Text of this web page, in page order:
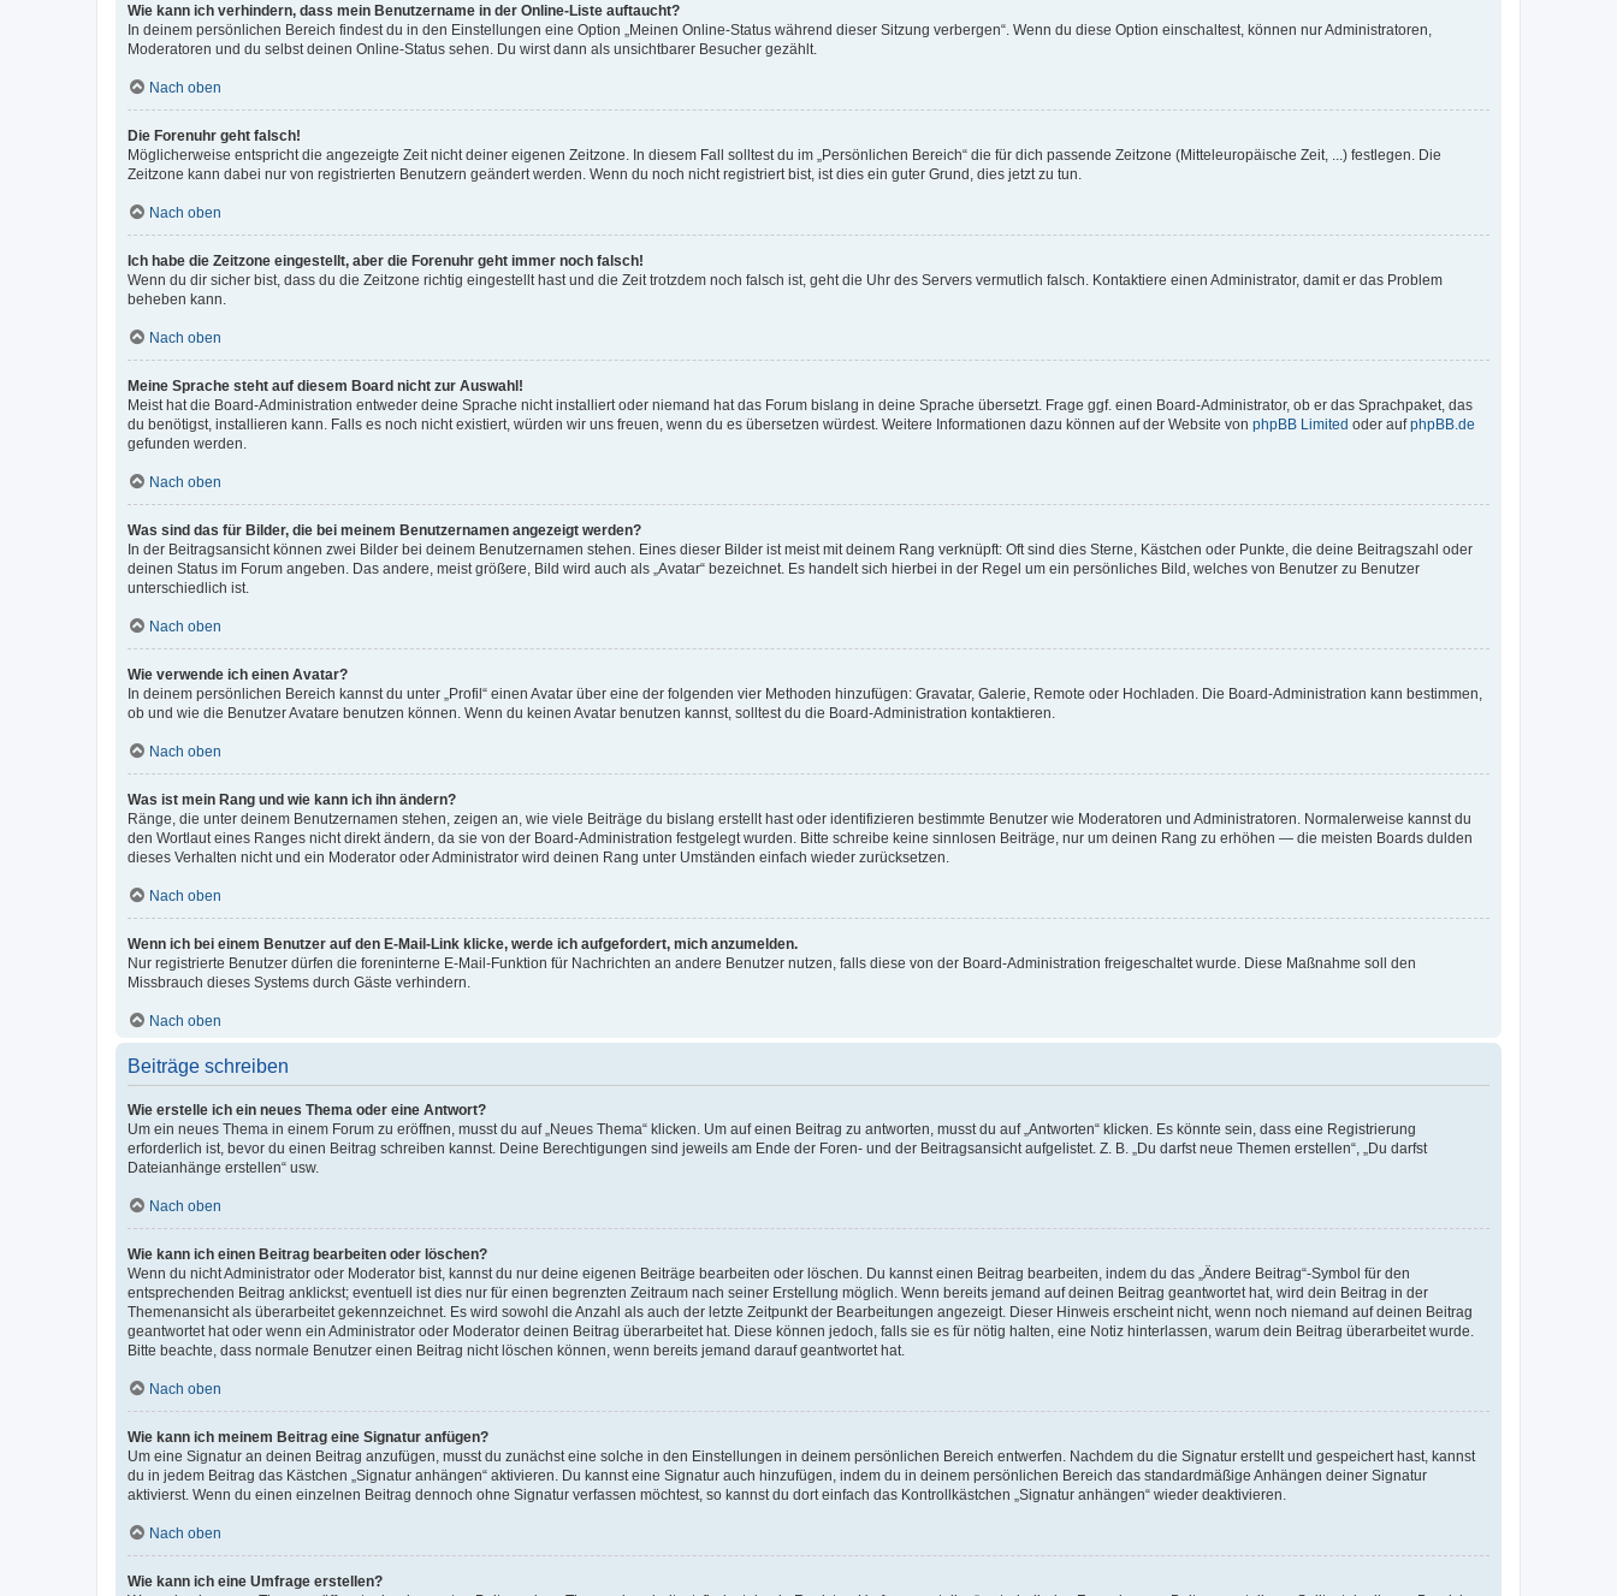
Wie kann ich verhindern, dass mein Benutzername in der Online-Liste auftaucht?
In deinem persönlichen Bereich findest du in den Einstellungen eine Option „Meinen Online-Status während dieser Sitzung verbergen“. Wenn du diese Option einschaltest, können nur Administratoren,
Moderatoren und du selbst deinen Online-Status sehen. Du wirst dann als unsichtbarer Besucher gezählt.
Nach oben
Die Forenuhr geht falsch!
Möglicherweise entspricht die angezeigte Zeit nicht deiner eigenen Zeitzone. In diesem Fall solltest du im „Persönlichen Bereich“ die für dich passende Zeitzone (Mitteleuropäische Zeit, ...) festlegen. Die
Zeitzone kann dabei nur von registrierten Benutzern geändert werden. Wenn du noch nicht registriert bist, ist dies ein guter Grund, dies jetzt zu tun.
Nach oben
Ich habe die Zeitzone eingestellt, aber die Forenuhr geht immer noch falsch!
Wenn du dir sicher bist, dass du die Zeitzone richtig eingestellt hast und die Zeit trotzdem noch falsch ist, geht die Uhr des Servers vermutlich falsch. Kontaktiere einen Administrator, damit er das Problem
beheben kann.
Nach oben
Meine Sprache steht auf diesem Board nicht zur Auswahl!
Meist hat die Board-Administration entweder deine Sprache nicht installiert oder niemand hat das Forum bislang in deine Sprache übersetzt. Frage ggf. einen Board-Administrator, ob er das Sprachpaket, das
du benötigst, installieren kann. Falls es noch nicht existiert, würden wir uns freuen, wenn du es übersetzen würdest. Weitere Informationen dazu können auf der Website von phpBB Limited oder aufphpBB.de
gefunden werden.
Nach oben
Was sind das für Bilder, die bei meinem Benutzernamen angezeigt werden?
In der Beitragsansicht können zwei Bilder bei deinem Benutzernamen stehen. Eines dieser Bilder ist meist mit deinem Rang verknüpft: Oft sind dies Sterne, Kästchen oder Punkte, die deine Beitragszahl oder
deinen Status im Forum angeben. Das andere, meist größere, Bild wird auch als „Avatar“ bezeichnet. Es handelt sich hierbei in der Regel um ein persönliches Bild, welches von Benutzer zu Benutzer
unterschiedlich ist.
Nach oben
Wie verwende ich einen Avatar?
In deinem persönlichen Bereich kannst du unter „Profil“ einen Avatar über eine der folgenden vier Methoden hinzufügen: Gravatar, Galerie, Remote oder Hochladen. Die Board-Administration kann bestimmen,
ob und wie die Benutzer Avatare benutzen können. Wenn du keinen Avatar benutzen kannst, solltest du die Board-Administration kontaktieren.
Nach oben
Was ist mein Rang und wie kann ich ihn ändern?
Ränge, die unter deinem Benutzernamen stehen, zeigen an, wie viele Beiträge du bislang erstellt hast oder identifizieren bestimmte Benutzer wie Moderatoren und Administratoren. Normalerweise kannst du
den Wortlaut eines Ranges nicht direkt ändern, da sie von der Board-Administration festgelegt wurden. Bitte schreibe keine sinnlosen Beiträge, nur um deinen Rang zu erhöhen — die meisten Boards dulden
dieses Verhalten nicht und ein Moderator oder Administrator wird deinen Rang unter Umständen einfach wieder zurücksetzen.
Nach oben
Wenn ich bei einem Benutzer auf den E-Mail-Link klicke, werde ich aufgefordert, mich anzumelden.
Nur registrierte Benutzer dürfen die foreninterne E-Mail-Funktion für Nachrichten an andere Benutzer nutzen, falls diese von der Board-Administration freigeschaltet wurde. Diese Maßnahme soll den
Missbrauch dieses Systems durch Gäste verhindern.
Nach oben
Beiträge schreiben
Wie erstelle ich ein neues Thema oder eine Antwort?
Um ein neues Thema in einem Forum zu eröffnen, musst du auf „Neues Thema“ klicken. Um auf einen Beitrag zu antworten, musst du auf „Antworten“ klicken. Es könnte sein, dass eine Registrierung
erforderlich ist, bevor du einen Beitrag schreiben kannst. Deine Berechtigungen sind jeweils am Ende der Foren- und der Beitragsansicht aufgelistet. Z. B. „Du darfst neue Themen erstellen“, „Du darfst
Dateianhänge erstellen“ usw.
Nach oben
Wie kann ich einen Beitrag bearbeiten oder löschen?
Wenn du nicht Administrator oder Moderator bist, kannst du nur deine eigenen Beiträge bearbeiten oder löschen. Du kannst einen Beitrag bearbeiten, indem du das „Ändere Beitrag“-Symbol für den
entsprechenden Beitrag anklickst; eventuell ist dies nur für einen begrenzten Zeitraum nach seiner Erstellung möglich. Wenn bereits jemand auf deinen Beitrag geantwortet hat, wird dein Beitrag in der
Themenansicht als überarbeitet gekennzeichnet. Es wird sowohl die Anzahl als auch der letzte Zeitpunkt der Bearbeitungen angezeigt. Dieser Hinweis erscheint nicht, wenn noch niemand auf deinen Beitrag
geantwortet hat oder wenn ein Administrator oder Moderator deinen Beitrag überarbeitet hat. Diese können jedoch, falls sie es für nötig halten, eine Notiz hinterlassen, warum dein Beitrag überarbeitet wurde.
Bitte beachte, dass normale Benutzer einen Beitrag nicht löschen können, wenn bereits jemand darauf geantwortet hat.
Nach oben
Wie kann ich meinem Beitrag eine Signatur anfügen?
Um eine Signatur an deinen Beitrag anzufügen, musst du zunächst eine solche in den Einstellungen in deinem persönlichen Bereich entwerfen. Nachdem du die Signatur erstellt und gespeichert hast, kannst
du in jedem Beitrag das Kästchen „Signatur anhängen“ aktivieren. Du kannst eine Signatur auch hinzufügen, indem du in deinem persönlichen Bereich das standardmäßige Anhängen deiner Signatur
aktivierst. Wenn du einen einzelnen Beitrag dennoch ohne Signatur verfassen möchtest, so kannst du dort einfach das Kontrollkästchen „Signatur anhängen“ wieder deaktivieren.
Nach oben
Wie kann ich eine Umfrage erstellen?